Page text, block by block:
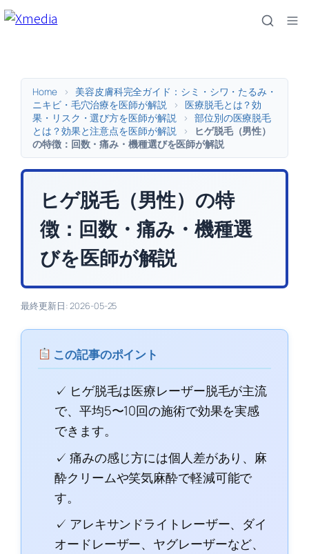
内
Home >
美容皮膚科完全ガイド：シミ・シワ・たるみ・
ニキビ・毛穴治療を医師が解説
>
医療脱毛とは？効
果・リスク・選び方を医師が解説
>
部位別の医療脱毛
とは？効果と注意点を医師が解説
>
ヒゲ脱毛（男性）
の特徴：回数・痛み・機種選びを医師が解説
ヒゲ脱毛（男性）の特
徴：回数・痛み・機種選
びを医師が解説
最終更新日: 2026-05-25
この記事のポイント
✓ ヒゲ脱毛は医療レーザー脱毛が主流
で、平均5〜10回の施術で効果を実感
できます。
✓ 痛みの感じ方には個人差があり、麻
酔クリームや笑気麻酔で軽減可能で
す。
✓ アレキサンドライトレーザー、ダイ
オードレーザー、ヤグレーザーなど、